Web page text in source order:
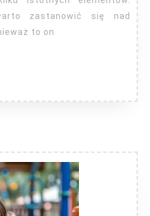
dzieci?
zastanowić się nad
to on